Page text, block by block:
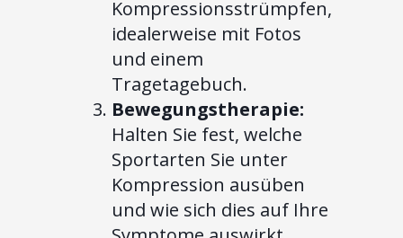
Kompressionsstrümpfen,
idealerweise mit Fotos
und einem
Tragetagebuch.
Bewegungstherapie:
Halten Sie fest, welche
Sportarten Sie unter
Kompression ausüben
und wie sich dies auf Ihre